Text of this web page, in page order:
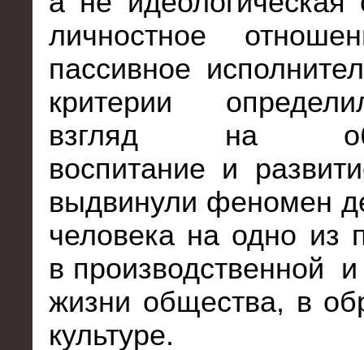
личностное
пассивное
критерии
взгляд на
воспитание и
выдвинули феномен
человека на одно из
в производственной
жизни общества, в
культуре.